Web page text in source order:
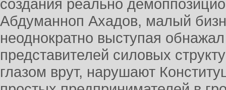
создания реально
Абдуманноп Ахадов, малый
неоднократно выступая
представителей силовых
глазом врут, нарушают